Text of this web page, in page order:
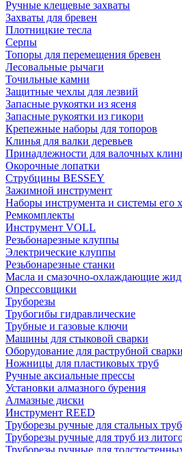
Ручные клещевые захваты
Захваты для бревен
Плотницкие тесла
Серпы
Топоры для перемещения бревен
Лесовальные рычаги
Точильные камни
Защитные чехлы для лезвий
Запасные рукоятки из ясеня
Запасные рукоятки из гикори
Крепежные наборы для топоров
Клинья для валки деревьев
Принадлежности для валочных
Окорочные лопатки
Струбцины BESSEY
Зажимной инструмент
Наборы инструмента и системы его
Ремкомплекты
Инструмент VOLL
Резьбонарезные клуппы
Электрические клуппы
Резьбонарезные станки
Масла и смазочно-охлаждающие
Опрессовщики
Труборезы
Трубогибы гидравлические
Трубные и газовые ключи
Машины для стыковой сварки
Оборудование для раструбной сварки
Ножницы для пластиковых труб
Ручные аксиальные прессы
Установки алмазного бурения
Алмазные диски
Инструмент REED
Труборезы ручные для стальных труб
Труборезы ручные для труб из
Труборезы ручные для